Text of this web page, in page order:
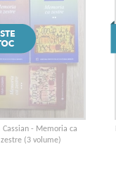
Cassian - Memoria ca
zestre (3 volume)